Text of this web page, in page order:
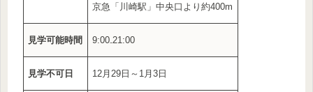
京急「川崎駅」中央口より約400m
見学可能時間 9:00₋21:00
見学不可日 12月29日～1月3日